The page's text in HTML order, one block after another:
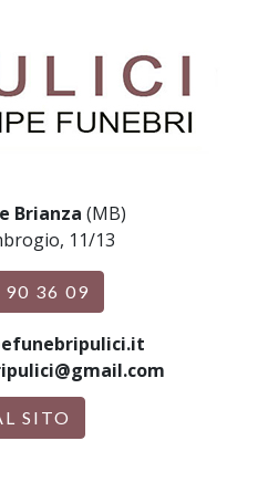
Brianza (MB)
11/13
90 36 09
SITO